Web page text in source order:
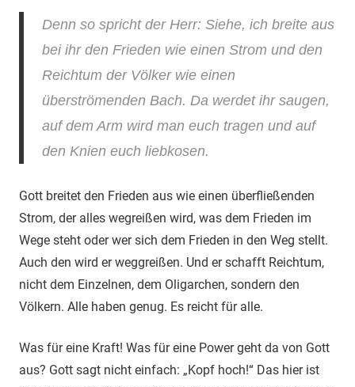
Denn so spricht der Herr: Siehe, ich breite aus
bei ihr den Frieden wie einen Strom und den
Reichtum der Völker wie einen
überströmenden Bach. Da werdet ihr saugen,
auf dem Arm wird man euch tragen und auf
den Knien euch liebkosen.
Gott breitet den Frieden aus wie einen überfließenden
Strom, der alles wegreißen wird, was dem Frieden im
Wege steht oder wer sich dem Frieden in den Weg stellt.
Auch den wird er weggreißen. Und er schafft Reichtum,
nicht dem Einzelnen, dem Oligarchen, sondern den
Völkern. Alle haben genug. Es reicht für alle.
Was für eine Kraft! Was für eine Power geht da von Gott
aus? Gott sagt nicht einfach: „Kopf hoch!“ Das hier ist